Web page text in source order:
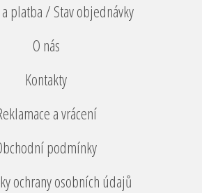
platba / Stav objednávky
O nás
Kontakty
a vrácení
podmínky
ochrany osobních údajů